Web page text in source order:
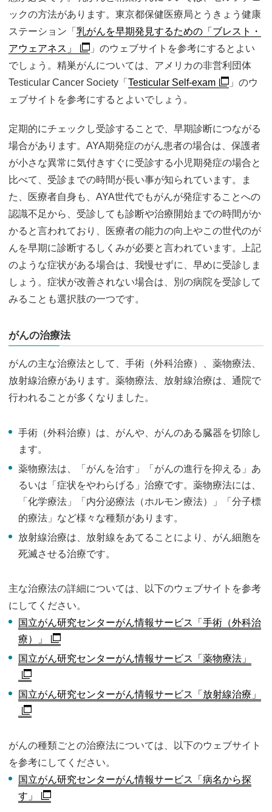
ックの方法があります。東京都保健医療局とうきょう健康
ステーション「 乳がんを早期発見するための「ブレスト・
アウェアネス」
」のウェブサイトを参考にするとよい
でしょう。精巣がんについては、アメリカの非営利団体
Testicular Cancer Society「 Testicular Self-exam
」のウ
ェブサイトを参考にするとよいでしょう。
定期的にチェックし受診することで、早期診断につながる
場合があります。AYA期発症のがん患者の場合は、保護者
が小さな異常に気付きすぐに受診する小児期発症の場合と
比べて、受診までの時間が長い事が知られています。ま
た、医療者自身も、AYA世代でもがんが発症することへの
認識不足から、受診しても診断や治療開始までの時間がか
かると言われており、医療者の能力の向上やこの世代のが
んを早期に診断するしくみが必要と言われています。上記
のような症状がある場合は、我慢せずに、早めに受診しま
しょう。症状が改善されない場合は、別の病院を受診して
みることも選択肢の一つです。
がんの治療法
がんの主な治療法として、手術（外科治療）、薬物療法、
放射線治療があります。薬物療法、放射線治療は、通院で
行われることが多くなりました。
手術（外科治療）は、がんや、がんのある臓器を切除し
ます。
薬物療法は、「がんを治す」「がんの進行を抑える」あ
るいは「症状をやわらげる」治療です。薬物療法には、
「化学療法」「内分泌療法（ホルモン療法）」「分子標
的療法」など様々な種類があります。
放射線治療は、放射線をあてることにより、がん細胞を
死滅させる治療です。
主な治療法の詳細については、以下のウェブサイトを参考
にしてください。
国立がん研究センターがん情報サービス「手術（外科治
療）」
国立がん研究センターがん情報サービス「薬物療法」
国立がん研究センターがん情報サービス「放射線治療」
がんの種類ごとの治療法については、以下のウェブサイト
を参考にしてください。
国立がん研究センターがん情報サービス「病名から探
す」